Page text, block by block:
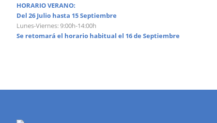
HORARIO VERANO:
Del 26 Julio hasta 15 Septiembre
Lunes-Viernes: 9:00h-14:00h
Se retomará el horario habitual el 16 de Septiembre